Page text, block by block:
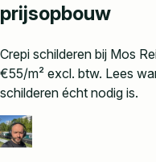
prijsopbouw
Crepi schilderen bij Mos
€55/m² excl. btw. Lees
schilderen écht nodig is.